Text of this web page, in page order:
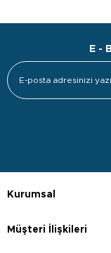
E -
Kurumsal
Müşteri İlişkileri